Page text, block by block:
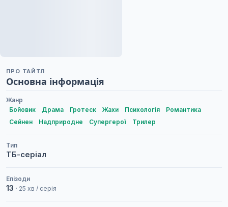
ПРО ТАЙТЛ
Основна інформація
Жанр
Бойовик
Драма Гротеск Жахи Психологія
Романтика
Сейнен
Надприродне Супергерої Трилер
Тип
ТБ-серіал
Епізоди
13 · 25 хв / серія